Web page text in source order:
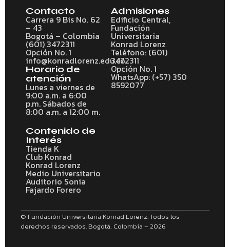
Contacto
Carrera 9 Bis No. 62
– 43
Bogotá – Colombia
(601) 3472311
Opción No. 1
info@konradlorenz.edu.co
Horario de
atención
Lunes a viernes de
9:00 a.m. a 6:00
p.m. Sábados de
8:00 a.m. a 12:00 m.
Admisiones
Edificio Central,
Fundación
Universitaria
Konrad Lorenz
Teléfono: (601)
3472311
Opción No. 1
WhatsApp: (+57) 350
8592077
Contenido de
Interés
Tienda K
Club Konrad
Konrad Lorenz
Medio Universitario
Auditorio Sonia
Fajardo Forero
© Fundación Universitaria Konrad Lorenz. Todos los
derechos reservados. Bogotá, Colombia – 2026